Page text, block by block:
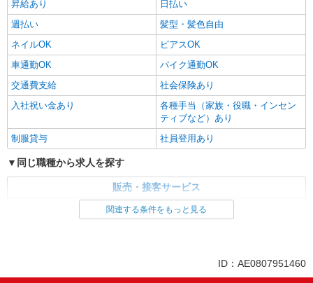
昇給あり
日払い
週払い
髪型・髪色自由
ネイルOK
ピアスOK
車通勤OK
バイク通勤OK
交通費支給
社会保険あり
入社祝い金あり
各種手当（家族・役職・インセン
ティブなど）あり
制服貸与
社員登用あり
同じ職種から求人を探す
販売・接客サービス
英語が活かせる
ボーナス・賞与あり
関連する条件をもっと見る
ID：AE0807951460